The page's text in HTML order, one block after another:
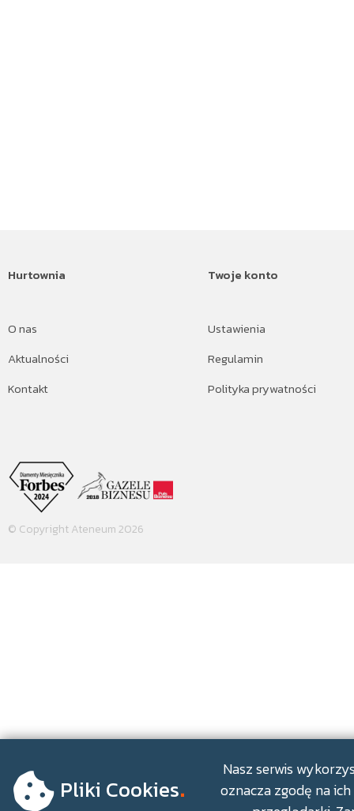
Hurtownia
O nas
Aktualności
Kontakt
Twoje konto
Ustawienia
Regulamin
Polityka prywatności
© Copyright Ateneum 2026
Pliki Cookies.
Nasz serwis
oznacza zgodę na